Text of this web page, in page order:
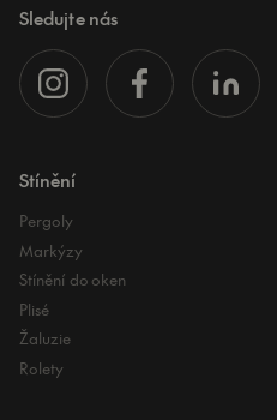
Sledujte nás
Stínění
Pergoly
Markýzy
Stínění do oken
Plisé
Žaluzie
Rolety